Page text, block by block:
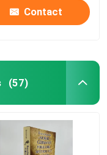
Contact
(57)